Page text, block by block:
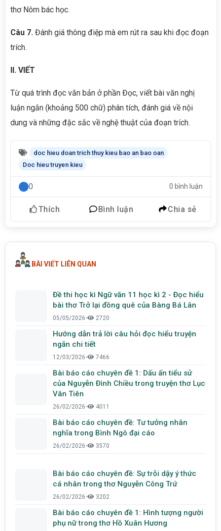
thơ Nôm bác học.
Câu 7. Đánh giá thông điệp mà em rút ra sau khi đọc đoạn
trích.
II. VIẾT
Từ quá trình đọc văn bản ở phần Đọc, viết bài văn nghị
luận ngắn (khoảng 500 chữ) phân tích, đánh giá về nội
dung và những đặc sắc về nghệ thuật của đoạn trích.
doc hieu doan trich thuy kieu bao an bao oan
Doc hieu truyen kieu
0 0 bình luận
Thích Bình luận Chia sẻ
BÀI VIẾT LIÊN QUAN
Đề thi học kì Ngữ văn 11 học kì 2 - Đọc hiểu
bài thơ Trở lại đồng quê của Bàng Bá Lân
05/05/2026• 2720
Hướng dẫn trả lời câu hỏi đọc hiểu truyện
ngắn chi tiết
12/03/2026• 7466
Bài báo cáo chuyên đề 1: Dấu ấn tiểu sử
của Nguyễn Đình Chiều trong truyện thơ Lục
Vân Tiên
26/02/2026• 4011
Bài báo cáo chuyên đề: Tư tưởng nhân
nghĩa trong Bình Ngô đại cáo
26/02/2026• 3570
Bài báo cáo chuyên đề: Sự trỗi dậy ý thức
cá nhân trong thơ Nguyễn Công Trứ
26/02/2026• 3202
Bài báo cáo chuyên đề 1: Hình tượng người
phụ nữ trong thơ Hồ Xuân Hương